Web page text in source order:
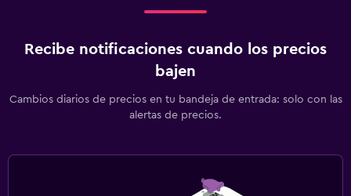
Recibe notificaciones cuando los precios
bajen
Cambios diarios de precios en tu bandeja de entrada: solo con las
alertas de precios.